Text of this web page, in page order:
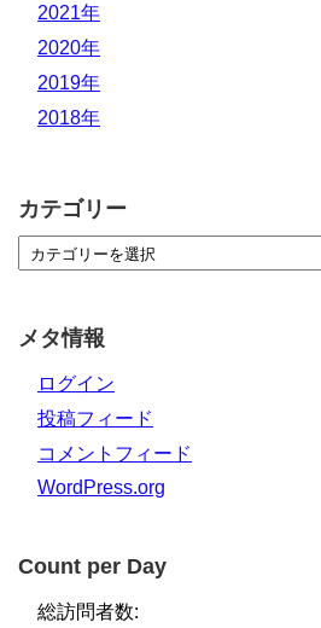
2021年
2020年
2019年
2018年
カテゴリー
メタ情報
ログイン
投稿フィード
コメントフィード
WordPress.org
Count per Day
総訪問者数: